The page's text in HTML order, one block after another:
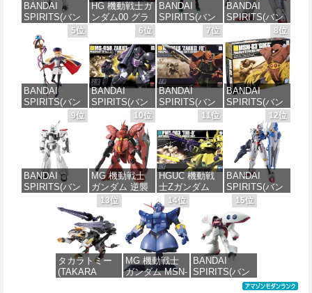
BANDAI
SPIRITS(バン
ダイ スピリッ
ツ) 30MS SIS-
J00 メルンジ
ャ[カラーA] 色
分け済みプラ
モデル
価格：¥4,200
HG 機動戦士ガ
ンダム00 グラ
ハム専用ユニ
オンフラッグ
カスタム 1/144
スケール 色分
け済みプラモ
デル
価格：¥1,800
BANDAI
SPIRITS(バン
ダイスピリッ
ツ) 30MS SIS-
H00 セスティ
エ[カラーC] 色
分け済みプラ
モデル
価格：¥4,600
BANDAI
SPIRITS(バン
ダイ スピリッ
ツ) HGAW 機
動新世紀ガン
ダムX ガンダ
ムエアマスタ
ー 1/144スケー
ル 色分け済み
プラモデル
価格：¥3,300
5位
BANDAI
SPIRITS(バン
ダイ スピリッ
ツ) 30MS
Fate/Grand
Order アルトリ
ア・キャスタ
ー 色分け済み
プラモデル
6位
BANDAI
SPIRITS(バン
ダイ スピリッ
ツ) HGUC 機動
戦士ガンダム
ザクI(黒い三連
星仕様) 1/144
スケール 色分
け済みプラモ
デル
価格：¥2,200
7位
BANDAI
SPIRITS(バン
ダイ スピリッ
ツ) HGUC
1/144 ザクII
(ガルマ専用機)
(機動戦士ガン
ダム)
価格：¥2,880
8位
BANDAI
SPIRITS(バン
ダイ スピリッ
ツ) HGUC 機動
戦士ガンダム
MSM-03 ゴッ
グ 1/144スケー
ル 色分け済み
プラモデル
価格：¥1,890
9位
BANDAI
SPIRITS(バン
ツ) 機動警察パ
EZY RG 1/48
AV-98Plus (イ
ングラム・プ
ラス) 色分け済
みプラモデル
10位
MG 機動戦士
ガンダム 逆襲
のシャア MSN-
04 サザビー
Ver.Ka 1/100ス
ケール 色分け
済みプラモデ
ル
価格：¥13,980
11位
HGUC 機動戦
士Zガンダム
PMX-003 ジ・
オ 1/144スケー
ル 色分け済み
プラモデル
価格：¥4,200
12位
BANDAI
SPIRITS(バン
ダイ スピリッ
ツ) FULL
MECHANICS
機動戦士ガン
ダム 水星の魔
女 ガンダムエ
スケール 色分
け済みプラモ
13位
タカラトミー
(TAKARA
14位
MG 機動戦士
ガンダム MSN-
15位
BANDAI
SPIRITS(バン
ダイ スピリッ